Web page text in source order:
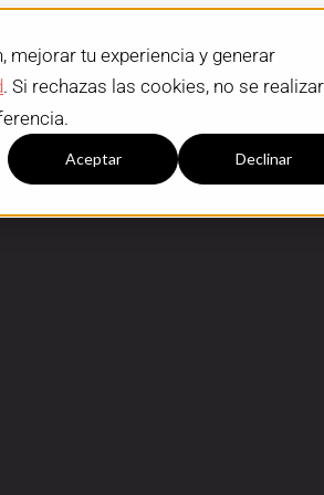
tu experiencia y generar
. Si rechazas las cookies, no se
Aceptar Declinar